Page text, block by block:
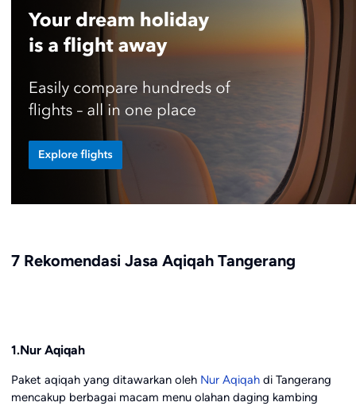
7 Rekomendasi Jasa Aqiqah Tangerang
1.Nur Aqiqah
Paket aqiqah yang ditawarkan oleh Nur Aqiqahdi Tangerang
mencakup berbagai macam menu olahan daging kambing